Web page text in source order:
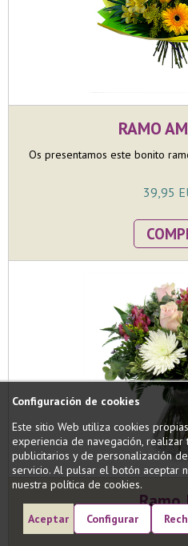
RAMO
Os presentamos este bonito
39,95
Ramo
Ramo con una exquisita
Configuración de cookies
Este sitio Web utiliza cookies
experiencia de navegación, realizar
publicitarios y de personalización
servicio. Al pulsar el botón aceptar
nuestra política de cookies.
Aceptar Configurar